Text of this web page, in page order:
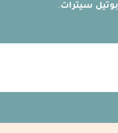
بوتيل سيترات.